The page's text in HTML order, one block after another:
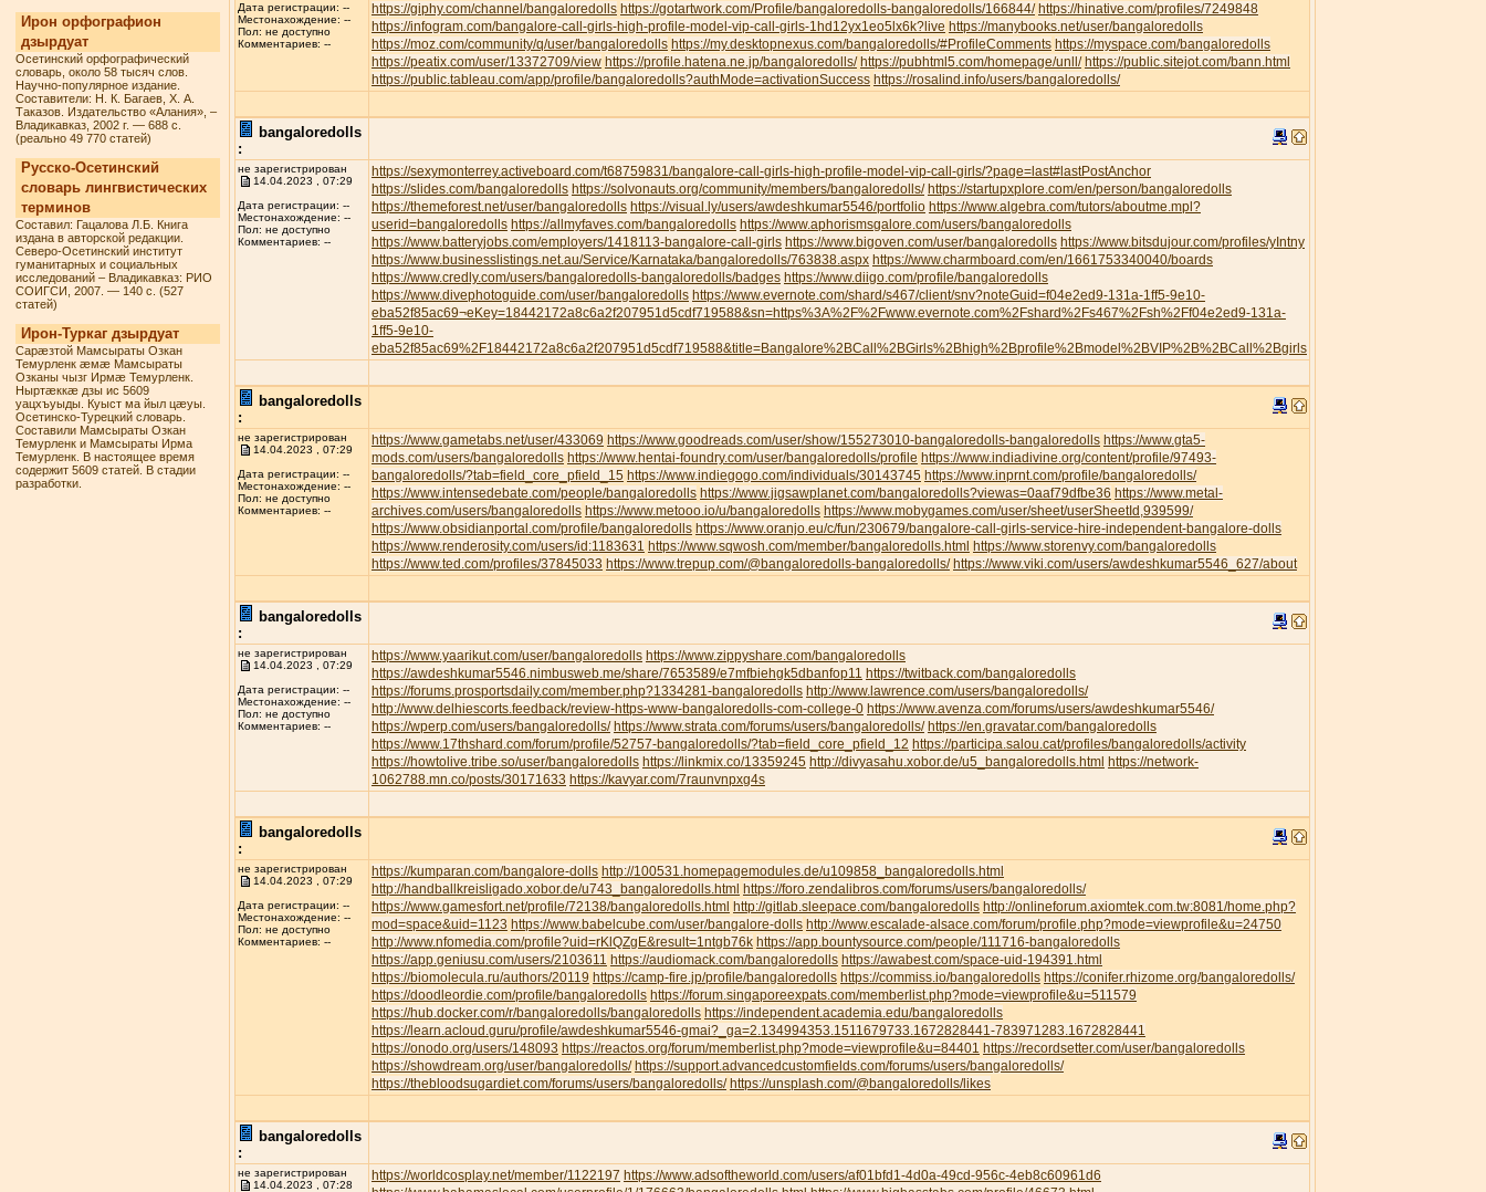
Ирон орфографион
дзырдуат
Осетинский орфографический
словарь, около 58 тысяч слов.
Научно-популярное издание.
Составители: Н. К. Багаев, Х. А.
Таказов. Издательство «Алания», –
Владикавказ, 2002 г. — 688 с.
(реально 49 770 статей)
Русско-Осетинский
словарь лингвистических
терминов
Составил: Гацалова Л.Б. Книга
издана в авторской редакции.
Северо-Осетинский институт
гуманитарных и социальных
исследований – Владикавказ: РИО
СОИГСИ, 2007. — 140 с. (527
статей)
Ирон-Туркаг дзырдуат
Сарæзтой Мамсыраты Озкан
Темурленк æмæ Мамсыраты
Озканы чызг Ирмæ Темурленк.
Ныртæккæ дзы ис 5609
уацхъуыды. Куыст ма йыл цæуы.
Осетинско-Турецкий словарь.
Составили Мамсыраты Озкан
Темурленк и Мамсыраты Ирма
Темурленк. В настоящее время
содержит 5609 статей. В стадии
разработки.
Дата регистрации: --
Местонахождение: --
Пол: не доступно
Комментариев: --
https://giphy.com/channel/bangaloredolls https://gotartwork.com/Profile/bangaloredolls-bangaloredolls/166844/ https://hinative.com/profiles/7249848
https://infogram.com/bangalore-call-girls-high-profile-model-vip-call-girls-1hd12yx1eo5lx6k?live https://manybooks.net/user/bangaloredolls
https://moz.com/community/q/user/bangaloredolls https://my.desktopnexus.com/bangaloredolls/#ProfileComments https://myspace.com/bangaloredolls
https://peatix.com/user/13372709/view https://profile.hatena.ne.jp/bangaloredolls/ https://pubhtml5.com/homepage/unll/ https://public.sitejot.com/bann.html
https://public.tableau.com/app/profile/bangaloredolls?authMode=activationSuccess https://rosalind.info/users/bangaloredolls/
bangaloredolls
:
не зарегистрирован
14.04.2023 , 07:29
Дата регистрации: --
Местонахождение: --
Пол: не доступно
Комментариев: --
https://sexymonterrey.activeboard.com/t68759831/bangalore-call-girls-high-profile-model-vip-call-girls/?page=last#lastPostAnchor
https://slides.com/bangaloredolls https://solvonauts.org/community/members/bangaloredolls/ https://startupxplore.com/en/person/bangaloredolls
https://themeforest.net/user/bangaloredolls https://visual.ly/users/awdeshkumar5546/portfolio https://www.algebra.com/tutors/aboutme.mpl?
userid=bangaloredolls https://allmyfaves.com/bangaloredolls https://www.aphorismsgalore.com/users/bangaloredolls
https://www.batteryjobs.com/employers/1418113-bangalore-call-girls https://www.bigoven.com/user/bangaloredolls https://www.bitsdujour.com/profiles/yIntny
https://www.businesslistings.net.au/Service/Karnataka/bangaloredolls/763838.aspx https://www.charmboard.com/en/1661753340040/boards
https://www.credly.com/users/bangaloredolls-bangaloredolls/badges https://www.diigo.com/profile/bangaloredolls
https://www.divephotoguide.com/user/bangaloredolls https://www.evernote.com/shard/s467/client/snv?noteGuid=f04e2ed9-131a-1ff5-9e10-
eba52f85ac69¬eKey=18442172a8c6a2f207951d5cdf719588&sn=https%3A%2F%2Fwww.evernote.com%2Fshard%2Fs467%2Fsh%2Ff04e2ed9-131a-
1ff5-9e10-
eba52f85ac69%2F18442172a8c6a2f207951d5cdf719588&title=Bangalore%2BCall%2BGirls%2Bhigh%2Bprofile%2Bmodel%2BVIP%2B%2BCall%2Bgirls
bangaloredolls
:
не зарегистрирован
14.04.2023 , 07:29
Дата регистрации: --
Местонахождение: --
Пол: не доступно
Комментариев: --
https://www.gametabs.net/user/433069 https://www.goodreads.com/user/show/155273010-bangaloredolls-bangaloredolls https://www.gta5-
mods.com/users/bangaloredolls https://www.hentai-foundry.com/user/bangaloredolls/profile https://www.indiadivine.org/content/profile/97493-
bangaloredolls/?tab=field_core_pfield_15 https://www.indiegogo.com/individuals/30143745 https://www.inprnt.com/profile/bangaloredolls/
https://www.intensedebate.com/people/bangaloredolls https://www.jigsawplanet.com/bangaloredolls?viewas=0aaf79dfbe36 https://www.metal-
archives.com/users/bangaloredolls https://www.metooo.io/u/bangaloredolls https://www.mobygames.com/user/sheet/userSheetId,939599/
https://www.obsidianportal.com/profile/bangaloredolls https://www.oranjo.eu/c/fun/230679/bangalore-call-girls-service-hire-independent-bangalore-dolls
https://www.renderosity.com/users/id:1183631 https://www.sqwosh.com/member/bangaloredolls.html https://www.storenvy.com/bangaloredolls
https://www.ted.com/profiles/37845033 https://www.trepup.com/@bangaloredolls-bangaloredolls/ https://www.viki.com/users/awdeshkumar5546_627/about
bangaloredolls
:
не зарегистрирован
14.04.2023 , 07:29
Дата регистрации: --
Местонахождение: --
Пол: не доступно
Комментариев: --
https://www.yaarikut.com/user/bangaloredolls https://www.zippyshare.com/bangaloredolls
https://awdeshkumar5546.nimbusweb.me/share/7653589/e7mfbiehgk5dbanfop11 https://twitback.com/bangaloredolls
https://forums.prosportsdaily.com/member.php?1334281-bangaloredolls http://www.lawrence.com/users/bangaloredolls/
http://www.delhiescorts.feedback/review-https-www-bangaloredolls-com-college-0 https://www.avenza.com/forums/users/awdeshkumar5546/
https://wperp.com/users/bangaloredolls/ https://www.strata.com/forums/users/bangaloredolls/ https://en.gravatar.com/bangaloredolls
https://www.17thshard.com/forum/profile/52757-bangaloredolls/?tab=field_core_pfield_12 https://participa.salou.cat/profiles/bangaloredolls/activity
https://howtolive.tribe.so/user/bangaloredolls https://linkmix.co/13359245 http://divyasahu.xobor.de/u5_bangaloredolls.html https://network-
1062788.mn.co/posts/30171633 https://kavyar.com/7raunvnpxg4s
bangaloredolls
:
не зарегистрирован
14.04.2023 , 07:29
Дата регистрации: --
Местонахождение: --
Пол: не доступно
Комментариев: --
https://kumparan.com/bangalore-dolls http://100531.homepagemodules.de/u109858_bangaloredolls.html
http://handballkreisligado.xobor.de/u743_bangaloredolls.html https://foro.zendalibros.com/forums/users/bangaloredolls/
https://www.gamesfort.net/profile/72138/bangaloredolls.html http://gitlab.sleepace.com/bangaloredolls http://onlineforum.axiomtek.com.tw:8081/home.php?
mod=space&uid=1123 https://www.babelcube.com/user/bangalore-dolls http://www.escalade-alsace.com/forum/profile.php?mode=viewprofile&u=24750
http://www.nfomedia.com/profile?uid=rKlQZgE&result=1ntgb76k https://app.bountysource.com/people/111716-bangaloredolls
https://app.geniusu.com/users/2103611 https://audiomack.com/bangaloredolls https://awabest.com/space-uid-194391.html
https://biomolecula.ru/authors/20119 https://camp-fire.jp/profile/bangaloredolls https://commiss.io/bangaloredolls https://conifer.rhizome.org/bangaloredolls/
https://doodleordie.com/profile/bangaloredolls https://forum.singaporeexpats.com/memberlist.php?mode=viewprofile&u=511579
https://hub.docker.com/r/bangaloredolls/bangaloredolls https://independent.academia.edu/bangaloredolls
https://learn.acloud.guru/profile/awdeshkumar5546-gmai?_ga=2.134994353.1511679733.1672828441-783971283.1672828441
https://onodo.org/users/148093 https://reactos.org/forum/memberlist.php?mode=viewprofile&u=84401 https://recordsetter.com/user/bangaloredolls
https://showdream.org/user/bangaloredolls/ https://support.advancedcustomfields.com/forums/users/bangaloredolls/
https://thebloodsugardiet.com/forums/users/bangaloredolls/ https://unsplash.com/@bangaloredolls/likes
bangaloredolls
:
не зарегистрирован
14.04.2023 , 07:28
https://worldcosplay.net/member/1122197 https://www.adsoftheworld.com/users/af01bfd1-4d0a-49cd-956c-4eb8c60961d6